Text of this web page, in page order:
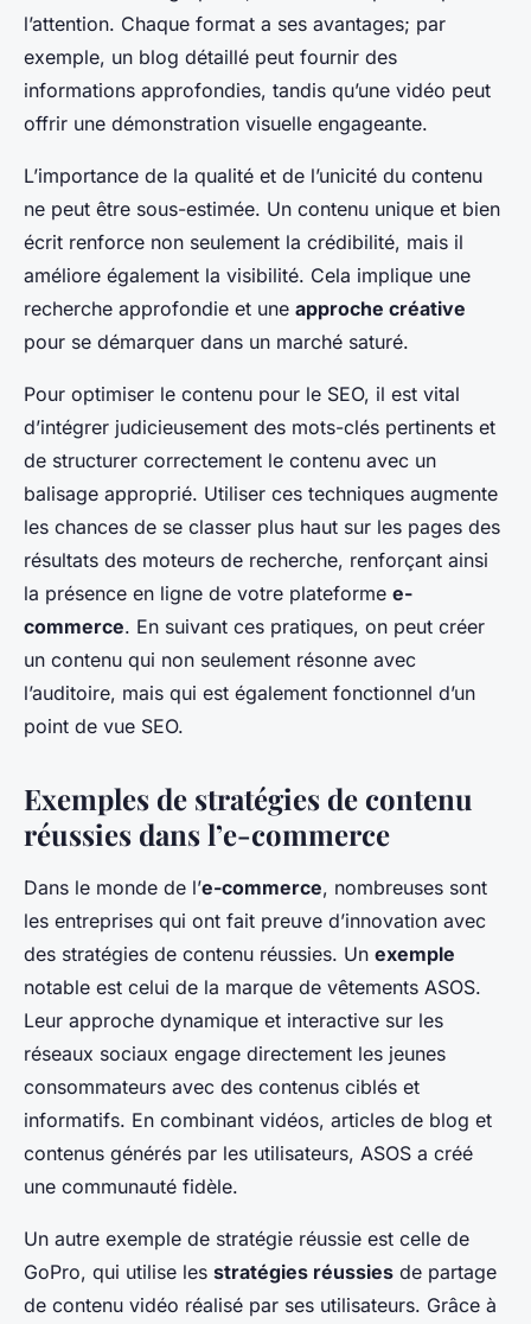
l’attention. Chaque format a ses avantages; par
exemple, un blog détaillé peut fournir des
informations approfondies, tandis qu’une vidéo peut
offrir une démonstration visuelle engageante.
L’importance de la qualité et de l’unicité du contenu
ne peut être sous-estimée. Un contenu unique et bien
écrit renforce non seulement la crédibilité, mais il
améliore également la visibilité. Cela implique une
recherche approfondie et une approche créative
pour se démarquer dans un marché saturé.
Pour optimiser le contenu pour le SEO, il est vital
d’intégrer judicieusement des mots-clés pertinents et
de structurer correctement le contenu avec un
balisage approprié. Utiliser ces techniques augmente
les chances de se classer plus haut sur les pages des
résultats des moteurs de recherche, renforçant ainsi
la présence en ligne de votre plateforme e-
commerce. En suivant ces pratiques, on peut créer
un contenu qui non seulement résonne avec
l’auditoire, mais qui est également fonctionnel d’un
point de vue SEO.
Exemples de stratégies de contenu
réussies dans l’e-commerce
Dans le monde de l’e-commerce, nombreuses sont
les entreprises qui ont fait preuve d’innovation avec
des stratégies de contenu réussies. Un exemple
notable est celui de la marque de vêtements ASOS.
Leur approche dynamique et interactive sur les
réseaux sociaux engage directement les jeunes
consommateurs avec des contenus ciblés et
informatifs. En combinant vidéos, articles de blog et
contenus générés par les utilisateurs, ASOS a créé
une communauté fidèle.
Un autre exemple de stratégie réussie est celle de
GoPro, qui utilise les stratégies réussies de partage
de contenu vidéo réalisé par ses utilisateurs. Grâce à